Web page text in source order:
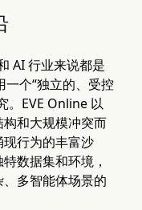
AI 行业来说都是
个“独立的、受控
。EVE Online 以
和大规模冲突而
行为的丰富沙
数据集和环境，
多智能体场景的